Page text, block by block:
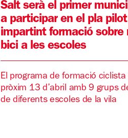
Salt serà el primer
a participar en el pla
impartint formació sobre
bici a les escoles
El programa de formació
pròxim 13 d’abril amb 9 grups
de diferents escoles de la vila